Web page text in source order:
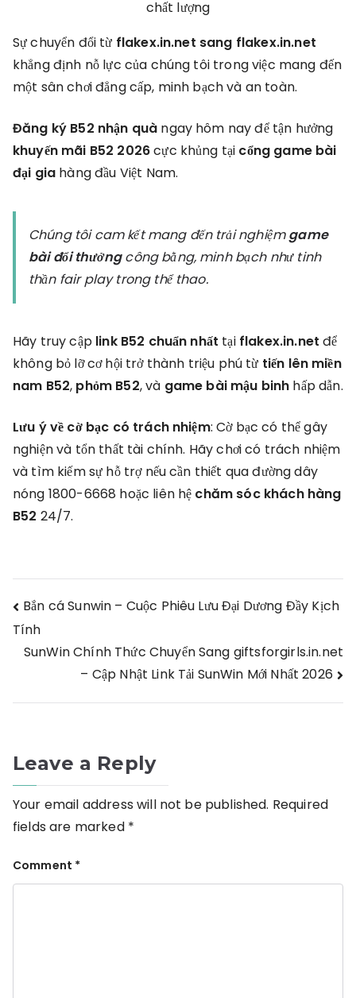
chất lượng
Sự chuyển đổi từ flakex.in.net sang flakex.in.net
khẳng định nỗ lực của chúng tôi trong việc mang đến
một sân chơi đẳng cấp, minh bạch và an toàn.
Đăng ký B52 nhận quà ngay hôm nay để tận hưởng
khuyến mãi B52 2026cực khủng tại cổng game bài
đại gia hàng đầu Việt Nam.
Chúng tôi cam kết mang đến trải nghiệmgame
bài đổi thưởngcông bằng, minh bạch như tinh
thần fair play trong thể thao.
Hãy truy cập link B52 chuẩn nhất tại flakex.in.net để
không bỏ lỡ cơ hội trở thành triệu phú từ tiến lên miền
nam B52, phỏm B52, và game bài mậu binh hấp dẫn.
Lưu ý về cờ bạc có trách nhiệm: Cờ bạc có thể gây
nghiện và tổn thất tài chính. Hãy chơi có trách nhiệm
và tìm kiếm sự hỗ trợ nếu cần thiết qua đường dây
nóng 1800-6668 hoặc liên hệ chăm sóc khách hàng
B52 24/7.
Post
navigation
Bắn cá Sunwin – Cuộc Phiêu Lưu Đại Dương Đầy Kịch
Tính
SunWin Chính Thức Chuyển Sang giftsforgirls.in.net
– Cập Nhật Link Tải SunWin Mới Nhất 2026
Leave a Reply
Your email address will not be published. Required
fields are marked *
Comment *